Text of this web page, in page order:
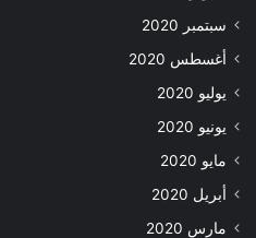
سبتمبر 2020
أغسطس 2020
يوليو 2020
يونيو 2020
مايو 2020
أبريل 2020
مارس 2020